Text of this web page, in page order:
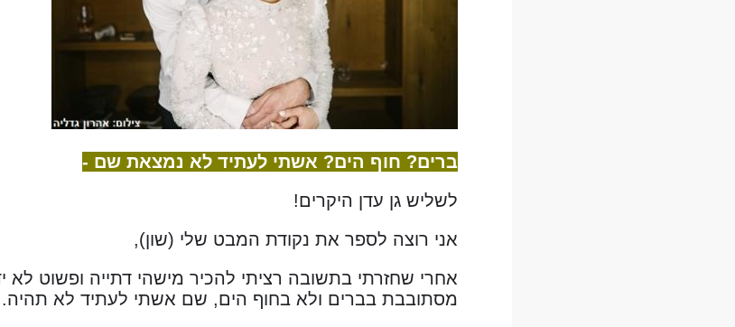
ברים? חוף הים? אשתי לעתיד לא נמצאת שם -
לשליש גן עדן היקרים!
אני רוצה לספר את נקודת המבט שלי (שון),
אחרי שחזרתי בתשובה רציתי להכיר מישהי דתייה ופשוט
מסתובבת בברים ולא בחוף הים, שם אשתי לעתיד לא תהיה.